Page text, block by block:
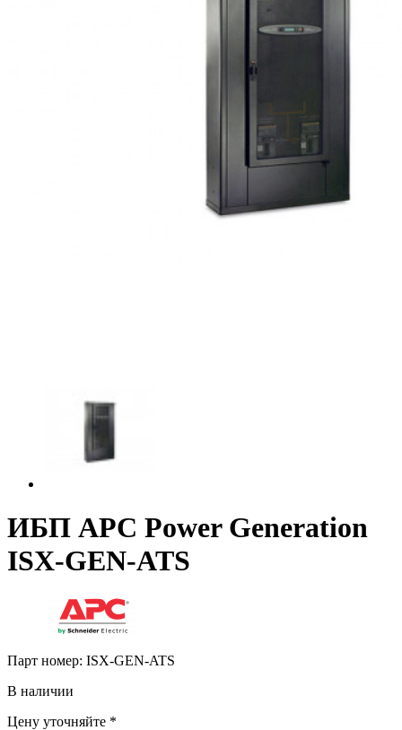
ИБП APC Power Generation
ISX-GEN-ATS
Парт номер: ISX-GEN-ATS
В наличии
Цену уточняйте *